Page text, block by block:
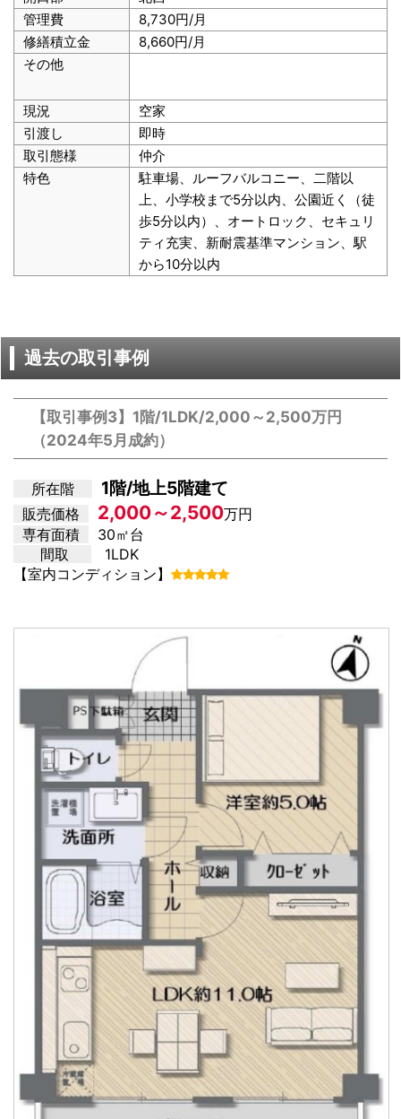
管理費
8,730円/月
修繕積立金
8,660円/月
その他
現況
空家
引渡し
即時
取引態様
仲介
特色
駐車場、ルーフバルコニー、二階以
上、小学校まで5分以内、公園近く（徒
歩5分以内）、オートロック、セキュリ
ティ充実、新耐震基準マンション、駅
から10分以内
過去の取引事例
【取引事例3】1階/1LDK/2,000～2,500万円
（2024年5月成約）
所在階 1階/地上5階建て
販売価格 2,000～2,500万円
専有面積
30㎡台
間取
1LDK
【室内コンディション】